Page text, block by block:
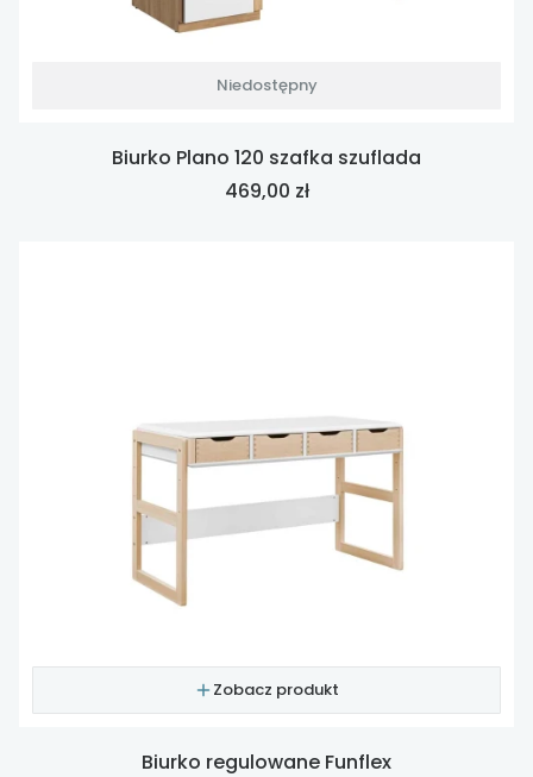
Niedostępny
Biurko Plano 120 szafka szuflada
Cena
469,00 zł
Zobacz produkt
Biurko regulowane Funflex